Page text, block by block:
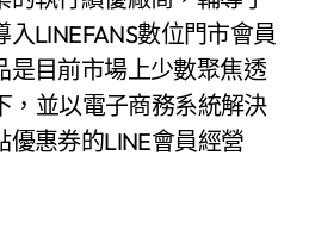
入LINEFANS數位門市會員
是目前市場上少數聚焦透
，並以電子商務系統解決
惠券的LINE會員經營